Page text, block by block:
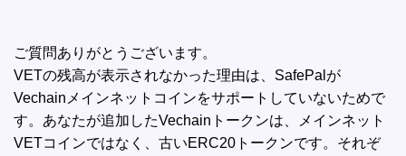
ご質問ありがとうございます。
VETの残高が表示されなかった理由は、SafePalが
Vechainメインネットコインをサポートしていないためで
す。あなたが追加したVechainトークンは、メインネット
VETコインではなく、古いERC20トークンです。それぞ